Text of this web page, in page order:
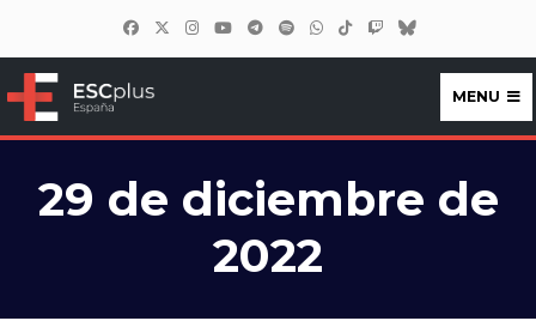
ESCplus España
MENU
29 de diciembre de
2022